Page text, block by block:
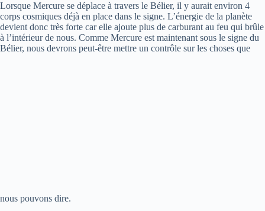
Lorsque Mercure se déplace à travers le Bélier, il y aurait environ 4
corps cosmiques déjà en place dans le signe. L’énergie de la planète
devient donc très forte car elle ajoute plus de carburant au feu qui brûle
à l’intérieur de nous. Comme Mercure est maintenant sous le signe du
Bélier, nous devrons peut-être mettre un contrôle sur les choses que
nous pouvons dire.